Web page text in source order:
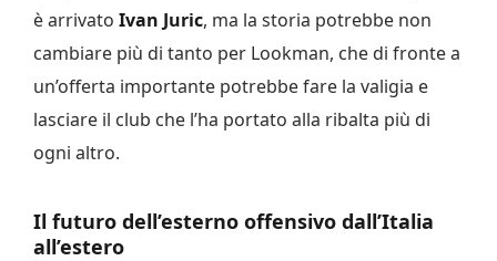
è arrivato Ivan Juric, ma la storia potrebbe non
cambiare più di tanto per Lookman, che di fronte a
un’offerta importante potrebbe fare la valigia e
lasciare il club che l’ha portato alla ribalta più di
ogni altro.
Il futuro dell’esterno offensivo dall’Italia
all’estero